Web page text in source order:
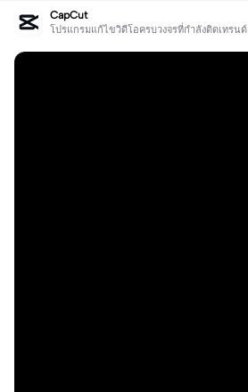
CapCut
โปรแกรมแก้ไขวิดีโอครบวงจรที่กำลังติดเทรนด์